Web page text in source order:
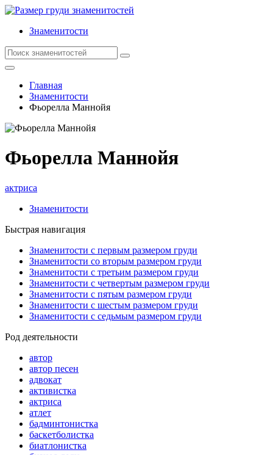
Знаменитости
Главная
Знаменитости
Фьорелла Маннойя
Фьорелла Маннойя
актриса
Знаменитости
Быстрая навигация
Знаменитости с первым размером груди
Знаменитости со вторым размером груди
Знаменитости с третьим размером груди
Знаменитости с четвертым размером груди
Знаменитости с пятым размером груди
Знаменитости с шестым размером груди
Знаменитости с седьмым размером груди
Род деятельности
автор
автор песен
адвокат
активистка
актриса
атлет
бадминтонистка
баскетболистка
биатлонистка